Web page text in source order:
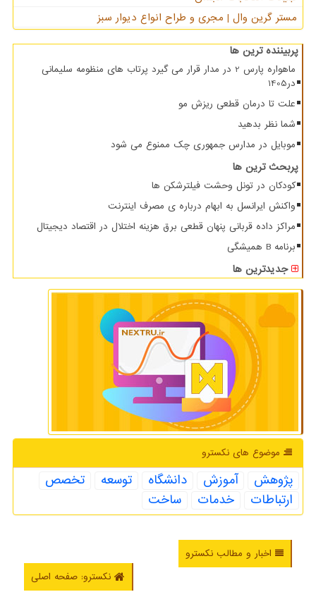
مستر گرین وال | مجری و طراح انواع دیوار سبز
پربیننده ترین ها
ماهواره پارس 2 در مدار قرار می گیرد پرتاب های منظومه سلیمانی
در1405
علت تا درمان قطعی ریزش مو
شما نظر بدهید
موبایل در مدارس جمهوری چک ممنوع می شود
پربحث ترین ها
کودکان در تونل وحشت فیلترشکن ها
واکنش ایرانسل به ابهام درباره ی مصرف اینترنت
مراکز داده قربانی پنهان قطعی برق هزینه اختلال در اقتصاد دیجیتال
برنامه B همیشگی
جدیدترین ها
موضوع های نكسترو
پژوهش آموزش دانشگاه توسعه
تخصص
ارتباطات
خدمات ساخت
اخبار و مطالب نکسترو
نکسترو: صفحه اصلی